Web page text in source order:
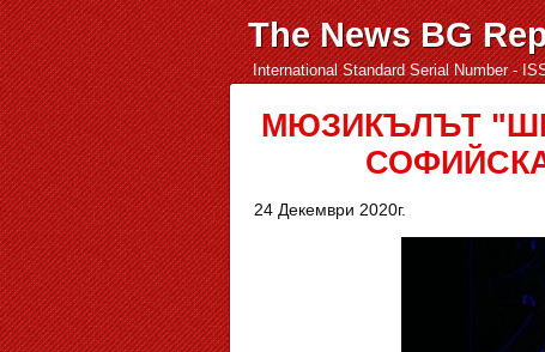
International Standard Serial Number -
The News BG
МЮЗИКЪЛЪТ
24 Декември 2020г.